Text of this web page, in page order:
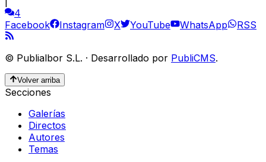
4
Facebook
Instagram X YouTube WhatsApp RSS
© Publialbor S.L. · Desarrollado por PubliCMS.
Volver arriba
Secciones
Galerías
Directos
Autores
Temas